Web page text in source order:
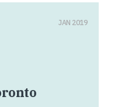
JAN 2019